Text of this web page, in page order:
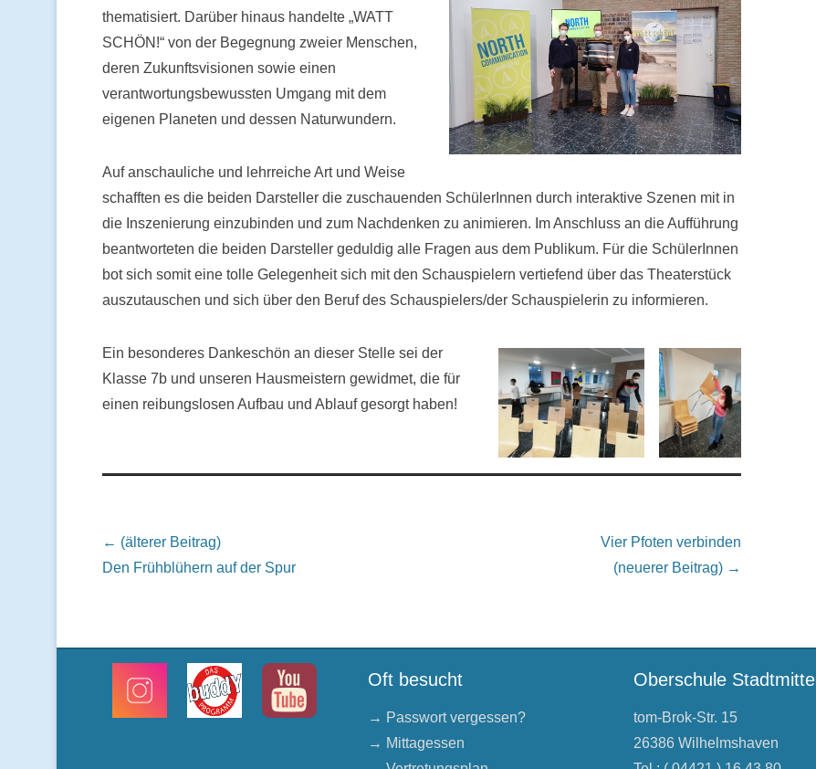
thematisiert. Darüber hinaus handelte „WATT
SCHÖN!“ von der Begegnung zweier Menschen,
deren Zukunftsvisionen sowie einen
verantwortungsbewussten Umgang mit dem
eigenen Planeten und dessen Naturwundern.
Auf anschauliche und lehrreiche Art und Weise
schafften es die beiden Darsteller die zuschauenden SchülerInnen durch interaktive Szenen mit in
die Inszenierung einzubinden und zum Nachdenken zu animieren. Im Anschluss an die Aufführung
beantworteten die beiden Darsteller geduldig alle Fragen aus dem Publikum. Für die SchülerInnen
bot sich somit eine tolle Gelegenheit sich mit den Schauspielern vertiefend über das Theaterstück
auszutauschen und sich über den Beruf des Schauspielers/der Schauspielerin zu informieren.
Ein besonderes Dankeschön an dieser Stelle sei der
Klasse 7b und unseren Hausmeistern gewidmet, die für
einen reibungslosen Aufbau und Ablauf gesorgt haben!
Beitrags Übersicht
← (älterer Beitrag)
Den Frühblühern auf der Spur
Vier Pfoten verbinden
(neuerer Beitrag) →
Oft besucht
→ Passwort vergessen?
→ Mittagessen
Oberschule Stadtmitte
tom-Brok-Str. 15
26386 Wilhelmshaven